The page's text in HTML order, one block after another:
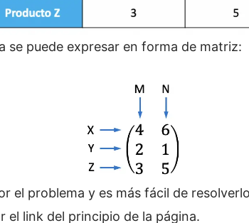
se puede expresar en forma de matriz:
el problema y es más fácil de
el link del principio de la página.